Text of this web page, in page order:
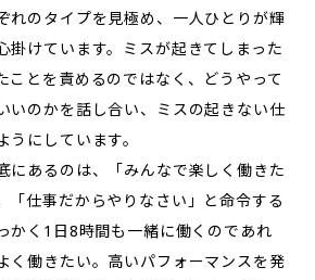
れのタイプを見極め、一人ひとりが輝
掛けています。ミスが起きてしまった
ことを責めるのではなく、どうやって
いのかを話し合い、ミスの起きない仕
にしています。
にあるのは、「みんなで楽しく働きた
「仕事だからやりなさい」と命令する
かく1日8時間も一緒に働くのであれ
く働きたい。高いパフォーマンスを発